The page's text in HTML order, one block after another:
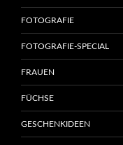
FOTOGRAFIE
FOTOGRAFIE-SPECIAL
FRAUEN
FÜCHSE
GESCHENKIDEEN